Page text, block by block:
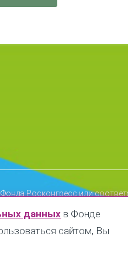
Росконгресс или
можно
данных в Фонде
сайтом, Вы